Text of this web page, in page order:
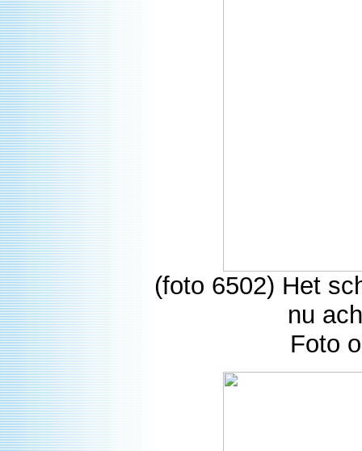
(foto 6502) Het
nu
Foto